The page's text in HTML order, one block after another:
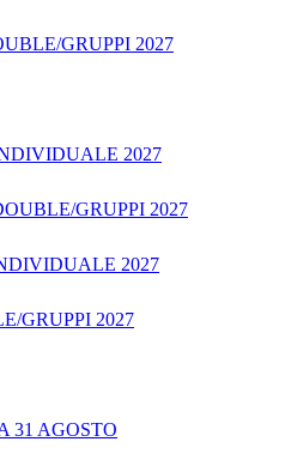
GRUPPI 2027
2027
GRUPPI 2027
2027
GRUPPI 2027
31 AGOSTO